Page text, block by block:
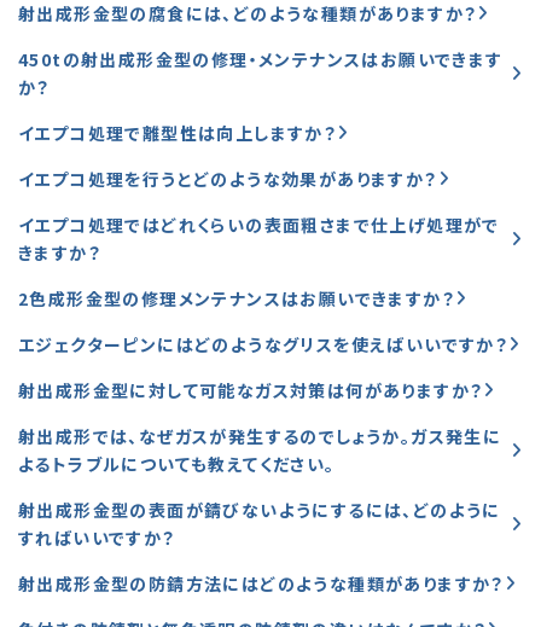
射出成形金型の腐食には、どのような種類がありますか？
450tの射出成形金型の修理・メンテナンスはお願いできます
か？
イエプコ処理で離型性は向上しますか？
イエプコ処理を行うとどのような効果がありますか？
イエプコ処理ではどれくらいの表面粗さまで仕上げ処理がで
きますか？
2色成形金型の修理メンテナンスはお願いできますか？
エジェクターピンにはどのようなグリスを使えばいいですか？
射出成形金型に対して可能なガス対策は何がありますか？
射出成形では、なぜガスが発生するのでしょうか。ガス発生に
よるトラブルについても教えてください。
射出成形金型の表面が錆びないようにするには、どのように
すればいいですか？
射出成形金型の防錆方法にはどのような種類がありますか？